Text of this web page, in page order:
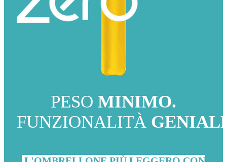
PESO MINIMO.
FUNZIONALITÀ